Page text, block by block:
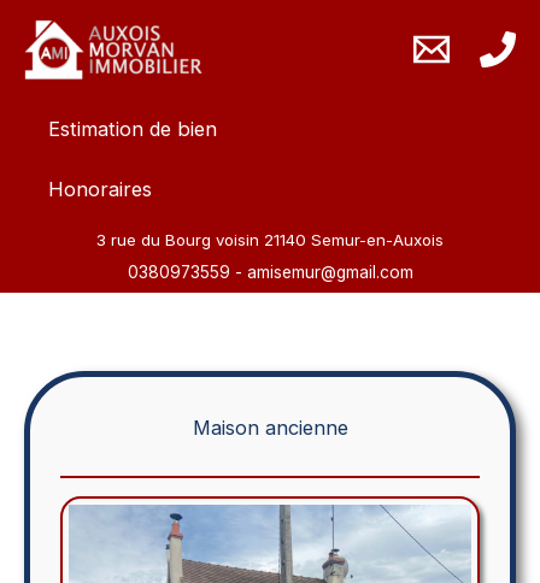
Aller
contenu
Estimation de bien
Honoraires
3 rue du Bourg voisin 21140 Semur-en-Auxois
0380973559 - amisemur@gmail.com
Maison ancienne